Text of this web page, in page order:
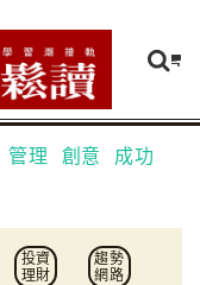
管理 創意 成功
投資
理財
趨勢
網路